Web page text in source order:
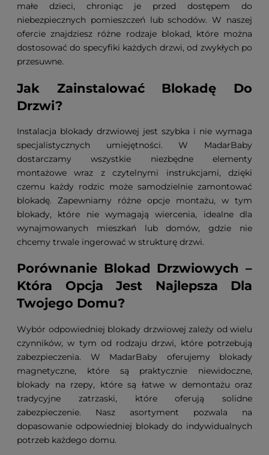
małe dzieci, chroniąc je przed dostępem do
niebezpiecznych pomieszczeń lub schodów. W naszej
ofercie znajdziesz różne rodzaje blokad, które można
dostosować do specyfiki każdych drzwi, od zwykłych po
przesuwne.
Jak Zainstalować Blokadę Do
Drzwi?
Instalacja blokady drzwiowej jest szybka i nie wymaga
specjalistycznych umiejętności. W MadarBaby
dostarczamy wszystkie niezbędne elementy
montażowe wraz z czytelnymi instrukcjami, dzięki
czemu każdy rodzic może samodzielnie zamontować
blokadę. Zapewniamy różne opcje montażu, w tym
blokady, które nie wymagają wiercenia, idealne dla
wynajmowanych mieszkań lub domów, gdzie nie
chcemy trwale ingerować w strukturę drzwi.
Porównanie Blokad Drzwiowych –
Która Opcja Jest Najlepsza Dla
Twojego Domu?
Wybór odpowiedniej blokady drzwiowej zależy od wielu
czynników, w tym od rodzaju drzwi, które potrzebują
zabezpieczenia. W MadarBaby oferujemy blokady
magnetyczne, które są praktycznie niewidoczne,
blokady na rzepy, które są łatwe w demontażu oraz
tradycyjne zatrzaski, które oferują solidne
zabezpieczenie. Nasz asortyment pozwala na
dopasowanie odpowiedniej blokady do indywidualnych
potrzeb każdego domu.